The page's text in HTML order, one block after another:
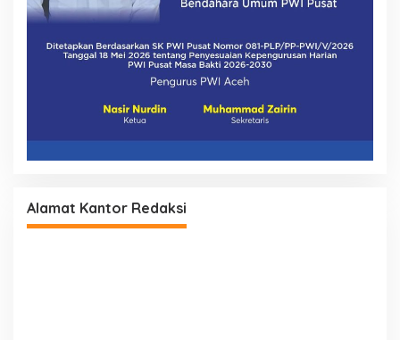
Alamat Kantor Redaksi